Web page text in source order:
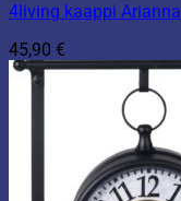
4living kaappi Arianna
45,90 €